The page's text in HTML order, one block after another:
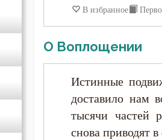
Афанасий Великий
Варнава
Варсонофий
Василий Великий
В избранное
О Воплощении
Истинные
доставило нам
тысячи частей
снова приводят